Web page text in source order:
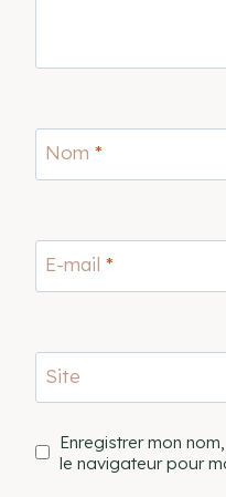
Nom *
E-mail *
Site
Enregistrer mon
le navigateur pour